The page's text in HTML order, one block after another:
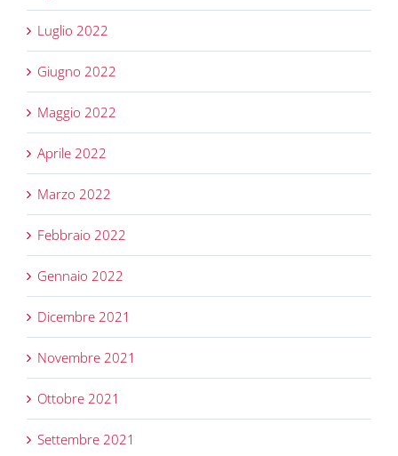
Luglio 2022
Giugno 2022
Maggio 2022
Aprile 2022
Marzo 2022
Febbraio 2022
Gennaio 2022
Dicembre 2021
Novembre 2021
Ottobre 2021
Settembre 2021